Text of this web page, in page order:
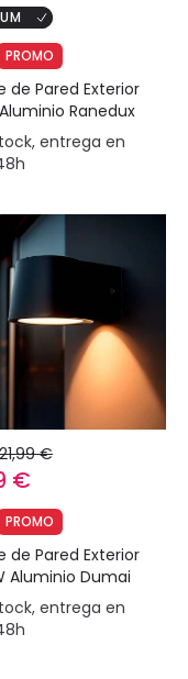
PROMO
de Pared Exterior
Ranedux
entrega en
21,99 €
€
PROMO
de Pared Exterior
Aluminio Dumai
entrega en